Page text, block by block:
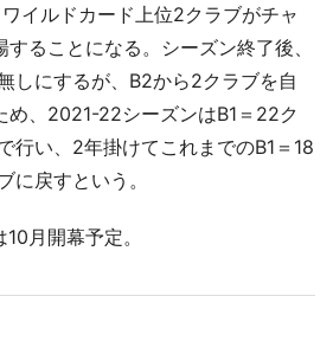
イルドカード上位2クラブがチャ
ることになる。シーズン終了後、
しにするが、B2から2クラブを自
め、2021-22シーズンはB1＝22ク
行い、2年掛けてこれまでのB1＝18
に戻すという。
月開幕予定。